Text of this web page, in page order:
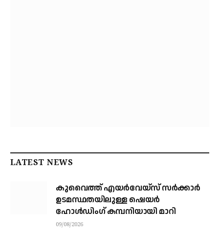
LATEST NEWS
കുവൈത്ത് എയര്‍വേയ്‌സ് സര്‍ക്കാര്‍
ഉടമസ്ഥതയിലുള്ള ഷെയര്‍
ഹോള്‍ഡിംഗ് കമ്പനിയായി മാറി
09/08/2026